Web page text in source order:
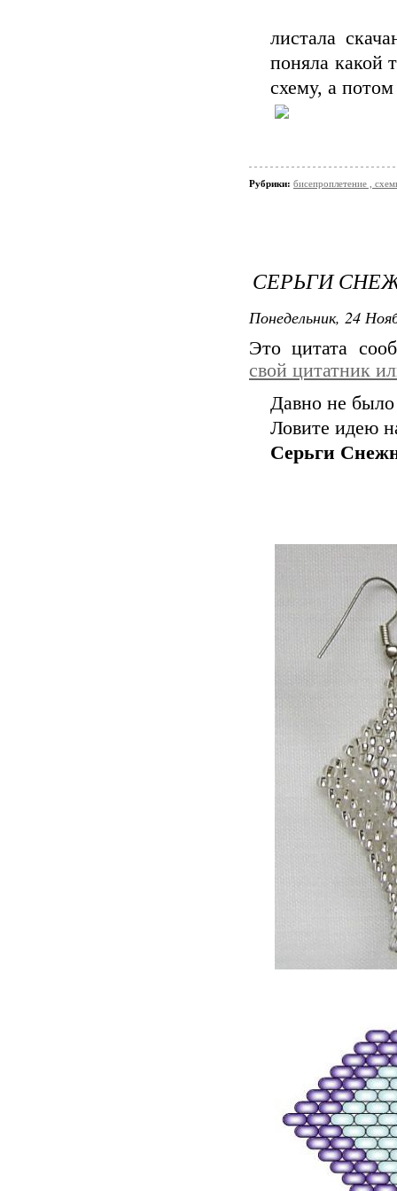
листала
поняла какой
схему, а
Рубрики: бисепроплетение ,
СЕРЬГИ
Понедельник, 24
Это цитата
свой цитатник
Давно не было
Ловите идею
Серьги